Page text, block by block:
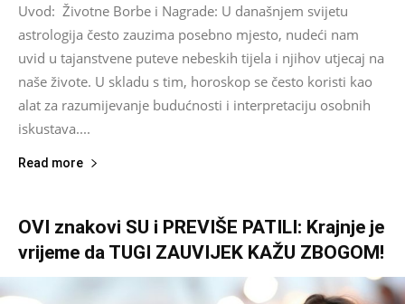
Uvod: Životne Borbe i Nagrade: U današnjem svijetu
astrologija često zauzima posebno mjesto, nudeći nam
uvid u tajanstvene puteve nebeskih tijela i njihov utjecaj na
naše živote. U skladu s tim, horoskop se često koristi kao
alat za razumijevanje budućnosti i interpretaciju osobnih
iskustava....
Read more
OVI znakovi SU i PREVIŠE PATILI: Krajnje je
vrijeme da TUGI ZAUVIJEK KAŽU ZBOGOM!